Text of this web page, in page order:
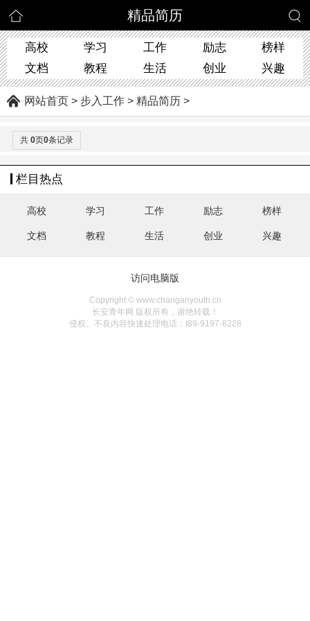
精品简历
高校 学习 工作 励志
榜样
文档
教程 生活 创业 兴趣
网站首页 > 步入工作 > 精品简历 >
共 0页0条记录
栏目热点
高校 学习 工作 励志 榜样
文档 教程 生活 创业 兴趣
访问电脑版
Copyright © www.changanyouth.cn
长安青年网 版权所有，谢绝转载！
侵权、不良内容快速处理电话：I89-9197-8228